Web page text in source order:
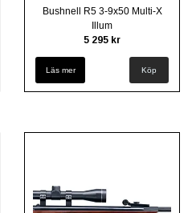
Bushnell R5 3-9x50 Multi-X
Illum
5 295 kr
Läs mer